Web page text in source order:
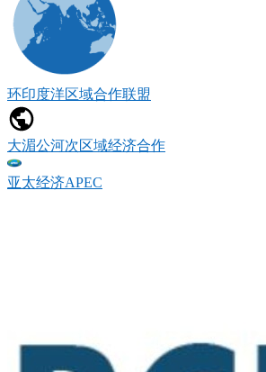
环印度洋区域合作联盟
大湄公河次区域经济合作
亚太经济APEC